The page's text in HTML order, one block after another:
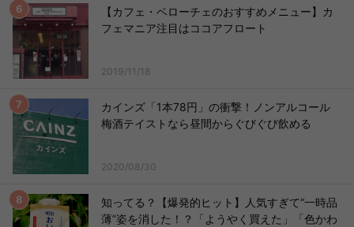
【カフェ・ベローチェのおすすめメニュー】カ
フェマニア注目はココアフロート
2019/11/18
カインズ「1本78円」の衝撃！ノンアルコール
梅酒テイストなら昼間からぐびぐび飲める
2020/08/30
知ってる？【爆発的ヒット】人気すぎて“一時品
薄”姿を消した！？「ようやく買えた」「色かわ